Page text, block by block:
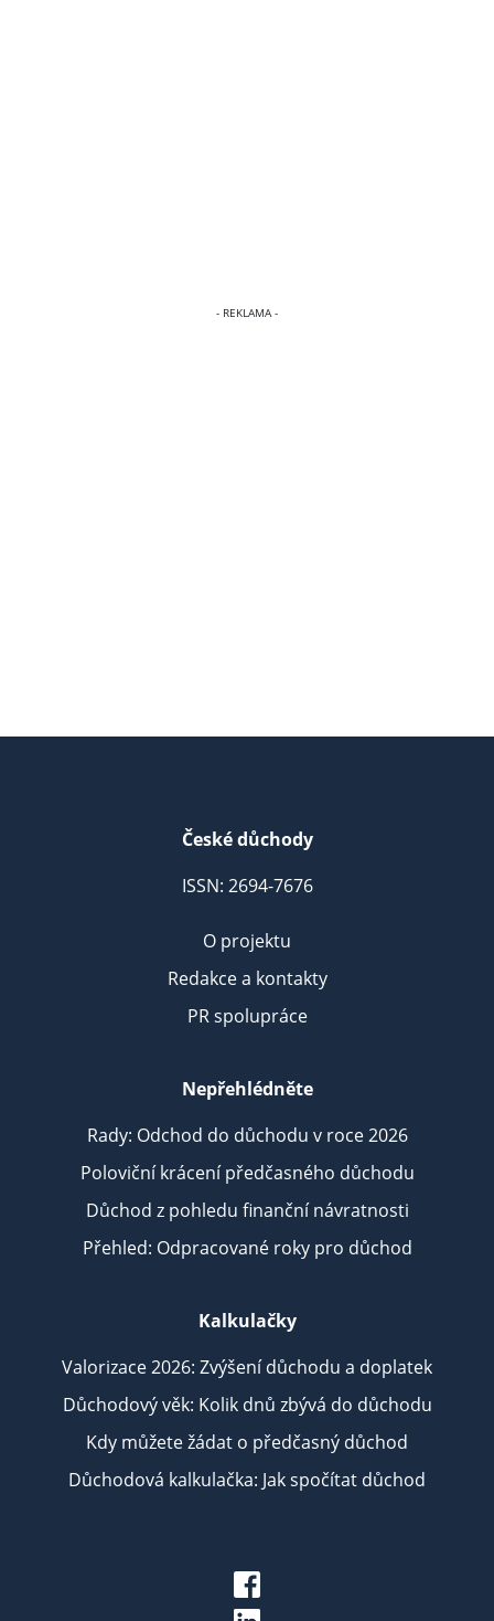
České důchody
ISSN: 2694-7676
O projektu
Redakce a kontakty
PR spolupráce
Nepřehlédněte
Rady: Odchod do důchodu v roce 2026
Poloviční krácení předčasného důchodu
Důchod z pohledu finanční návratnosti
Přehled: Odpracované roky pro důchod
Kalkulačky
Valorizace 2026: Zvýšení důchodu a doplatek
Důchodový věk: Kolik dnů zbývá do důchodu
Kdy můžete žádat o předčasný důchod
Důchodová kalkulačka: Jak spočítat důchod